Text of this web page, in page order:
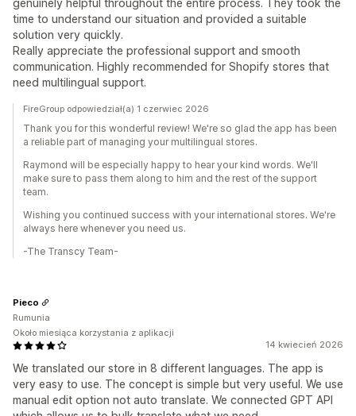
genuinely helpful throughout the entire process. They took the
time to understand our situation and provided a suitable
solution very quickly.
Really appreciate the professional support and smooth
communication. Highly recommended for Shopify stores that
need multilingual support.
FireGroup odpowiedział(a) 1 czerwiec 2026
Thank you for this wonderful review! We're so glad the app has been
a reliable part of managing your multilingual stores.
Raymond will be especially happy to hear your kind words. We'll
make sure to pass them along to him and the rest of the support
team.
Wishing you continued success with your international stores. We're
always here whenever you need us.
-The Transcy Team-
14 kwiecień 2026
We translated our store in 8 different languages. The app is
very easy to use. The concept is simple but very useful. We use
manual edit option not auto translate. We connected GPT API
Pieco
Rumunia
Około miesiąca korzystania z aplikacji